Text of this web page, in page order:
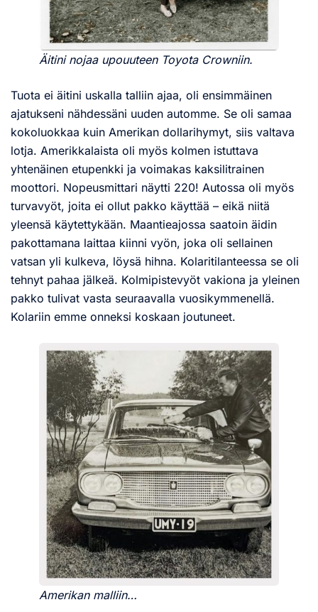
Äitini nojaa upouuteen Toyota Crowniin.
Tuota ei äitini uskalla talliin ajaa, oli ensimmäinen
ajatukseni nähdessäni uuden automme. Se oli samaa
kokoluokkaa kuin Amerikan dollarihymyt, siis valtava
lotja. Amerikkalaista oli myös kolmen istuttava
yhtenäinen etupenkki ja voimakas kaksilitrainen
moottori. Nopeusmittari näytti 220! Autossa oli myös
turvavyöt, joita ei ollut pakko käyttää – eikä niitä
yleensä käytettykään. Maantieajossa saatoin äidin
pakottamana laittaa kiinni vyön, joka oli sellainen
vatsan yli kulkeva, löysä hihna. Kolaritilanteessa se oli
tehnyt pahaa jälkeä. Kolmipistevyöt vakiona ja yleinen
pakko tulivat vasta seuraavalla vuosikymmenellä.
Kolariin emme onneksi koskaan joutuneet.
Amerikan malliin…